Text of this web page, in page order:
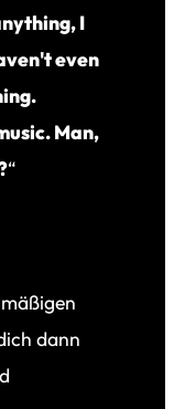
I
even
Man,
“
dann